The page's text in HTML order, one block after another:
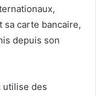
carte bancaire,
depuis son
utilise des